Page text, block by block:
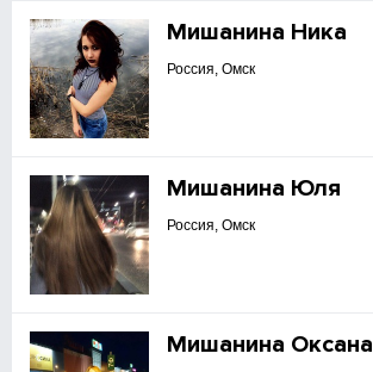
Мишанина Ника
Россия, Омск
Мишанина Юля
Россия, Омск
Мишанина Оксана